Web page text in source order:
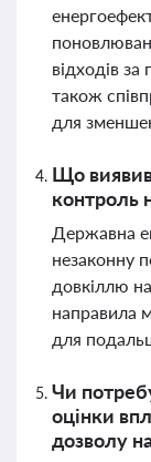
відходів
також
для
Що
контроль
Державна
незаконну
довкіллю
направила
для
Чи
оцінки
дозволу